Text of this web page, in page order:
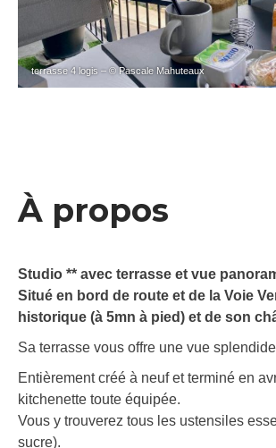
terrasse 4 logis – © Pascale Mahuteaux
À propos
Studio ** avec terrasse et vue
Situé en bord de route et de la Voie
historique (à 5mn à pied) et de son
Sa terrasse vous offre une vue
Entièrement créé à neuf et terminé en
kitchenette toute équipée.
Vous y trouverez tous les ustensiles
sucre).